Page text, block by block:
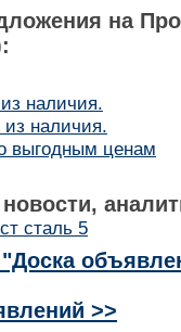
на
наличия.
наличия.
выгодным ценам
сталь 5
>>